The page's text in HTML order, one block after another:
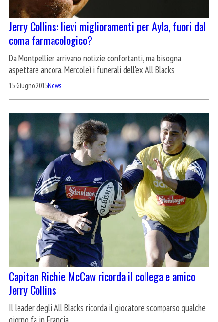
Jerry Collins: lievi miglioramenti per Ayla, fuori dal
coma farmacologico?
Da Montpellier arrivano notizie confortanti, ma bisogna
aspettare ancora. Mercoleì i funerali dell'ex All Blacks
15 Giugno 2015News
Capitan Richie McCaw ricorda il collega e amico
Jerry Collins
Il leader degli All Blacks ricorda il giocatore scomparso qualche